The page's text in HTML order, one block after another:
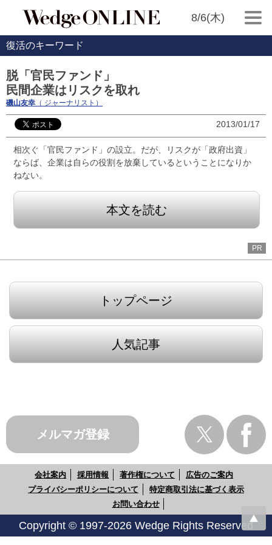
8/6(木)
復活のキーワード
脱「官民ファンド」
民間企業はリスクを取れ
磯山友幸 （ ジャーナリスト）
2013/01/17
相次ぐ「官民ファンド」の設立。だが、リスクが「政府出資」
ならば、企業は自らの役割を放棄しているということになりか
ねない。
本文を読む
PR
トップページ
人気記事
メルマガ登録
会社案内 採用情報 著作権について
広告のご案内
プライバシーポリシーについて
特定商取引法に基づく表示
お問い合わせ
Copyright © 1997-2026 Wedge Rights Reserved